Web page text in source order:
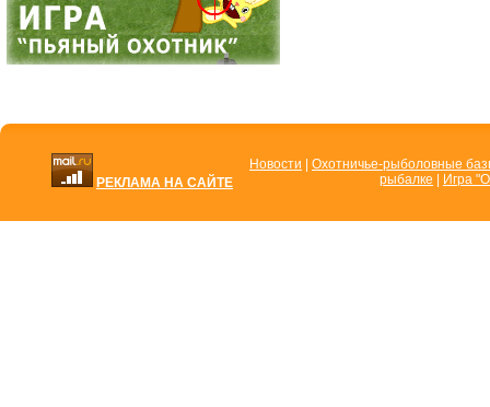
РЕКЛАМА НА САЙТЕ
Новости
Охотничье-рыболовные
рыбалке
Игра